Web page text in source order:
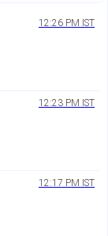
12:26 PM IST
12:23 PM IST
12:17 PM IST